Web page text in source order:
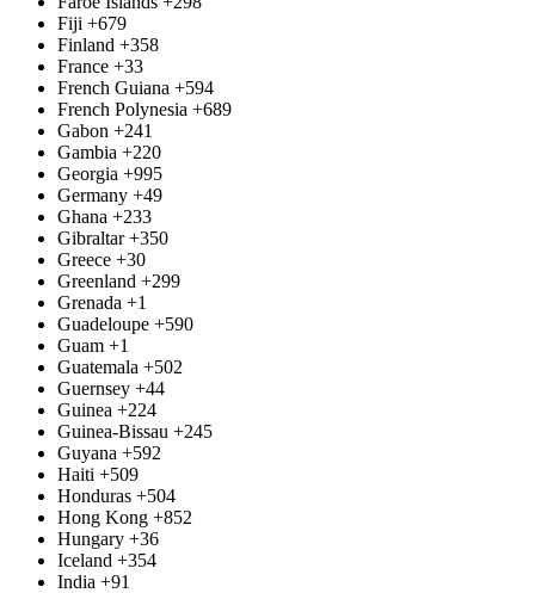
Fiji +679
Finland +358
France +33
French Guiana +594
French Polynesia +689
Gabon +241
Gambia +220
Georgia +995
Germany +49
Ghana +233
Gibraltar +350
Greece +30
Greenland +299
Grenada +1
Guadeloupe +590
Guam +1
Guatemala +502
Guernsey +44
Guinea +224
Guinea-Bissau +245
Guyana +592
Haiti +509
Honduras +504
Hong Kong +852
Hungary +36
Iceland +354
India +91